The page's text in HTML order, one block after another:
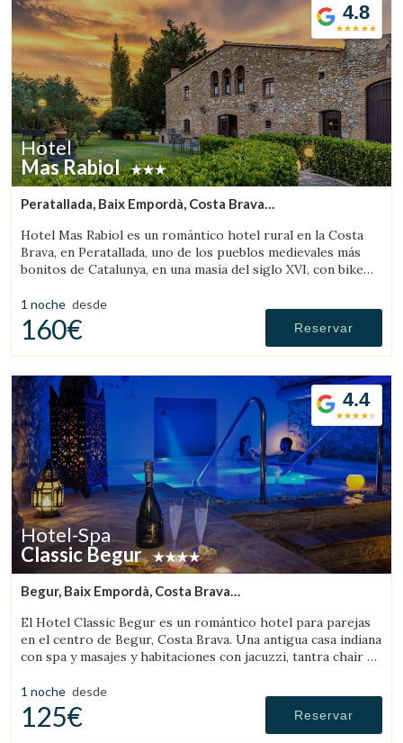
4.8
Hotel
Mas Rabiol
Peratallada, Baix Empordà, Costa Brava
Hotel Mas Rabiol es un romántico hotel rural en la Costa
Brava, en Peratallada, uno de los pueblos medievales más
bonitos de Catalunya, en una masía del siglo XVI, con bike
1 noche desde
160€ Reservar
4.4
Hotel-Spa
Classic Begur
Begur, Baix Empordà, Costa Brava
El Hotel Classic Begur es un romántico hotel para parejas
en el centro de Begur, Costa Brava. Una antigua casa indiana
con spa y masajes y habitaciones con jacuzzi, tantra chair y
1 noche desde
125€ Reservar